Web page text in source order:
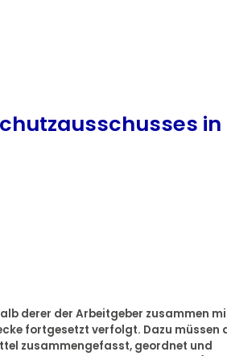
in
derer der Arbeitgeber zusammen
fortgesetzt verfolgt. Dazu müssen
zusammengefasst, geordnet und